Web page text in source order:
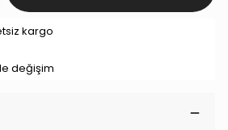
kargo
değişim